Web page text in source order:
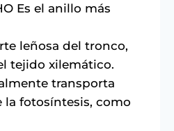
Es el anillo más
leñosa del tronco,
tejido xilemático.
transporta
la fotosíntesis, como